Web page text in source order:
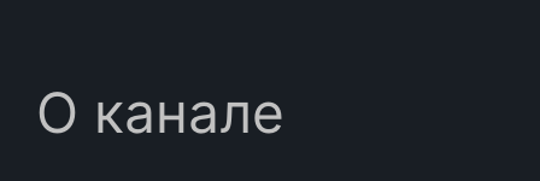
О канале